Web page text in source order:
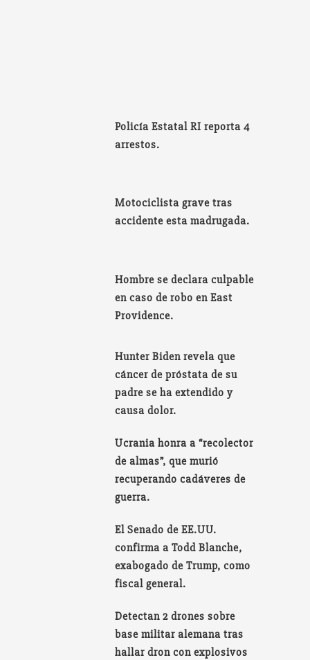
Policía Estatal RI reporta 4
arrestos.
Motociclista grave tras
accidente esta madrugada.
Hombre se declara culpable
en caso de robo en East
Providence.
Hunter Biden revela que
cáncer de próstata de su
padre se ha extendido y
causa dolor.
Ucrania honra a “recolector
de almas”, que murió
recuperando cadáveres de
guerra.
El Senado de EE.UU.
confirma a Todd Blanche,
exabogado de Trump, como
fiscal general.
Detectan 2 drones sobre
base militar alemana tras
hallar dron con explosivos